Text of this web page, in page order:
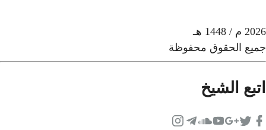
2026 م / 1448 هـ
جميع الحقوق محفوظة
اتبع الشيخ